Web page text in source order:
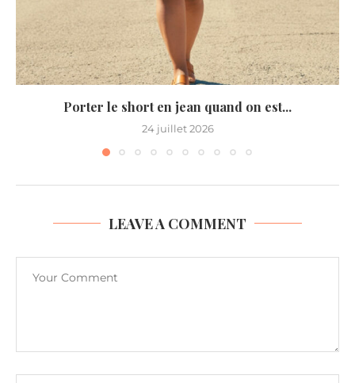
Porter le short en jean quand on est...
24 juillet 2026
LEAVE A COMMENT